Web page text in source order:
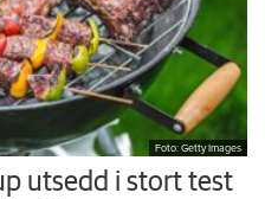
Foto: Getty Images
utsedd i stort test